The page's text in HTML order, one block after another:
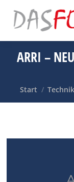
ARRI –
Sie
Start Technik